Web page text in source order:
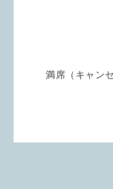
満席（キャン